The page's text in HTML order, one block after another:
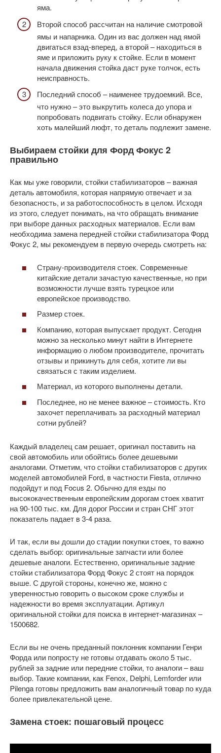
яма.
Второй способ рассчитан на наличие смотровой
ямы и напарника. Один из вас должен над ямой
двигаться взад-вперед, а второй – находиться в
яме и приложить руку к стойке. Если в момент
начала движения стойка даст руке толчок, есть
неисправность.
Последний способ – наименее трудоемкий. Все,
что нужно – это выкрутить колеса до упора и
попробовать подвигать стойку. Если обнаружен
хоть малейший люфт, то деталь подлежит замене.
Выбираем стойки для Форд Фокус 2
правильно
Как мы уже говорили, стойки стабилизаторов – важная
деталь автомобиля, которая напрямую отвечает и за
безопасность, и за работоспособность в целом. Исходя
из этого, следует понимать, на что обращать внимание
при выборе данных расходных материалов. Если вам
необходима замена передней стойки стабилизатора Форд
Фокус 2, мы рекомендуем в первую очередь смотреть на:
Страну-производителя стоек. Современные
китайские детали зачастую качественные, но при
возможности лучше взять турецкое или
европейское производство.
Размер стоек.
Компанию, которая выпускает продукт. Сегодня
можно за несколько минут найти в Интернете
информацию о любом производителе, прочитать
отзывы и прикинуть для себя, хотите ли вы
связаться с таким изделием.
Материал, из которого выполнены детали.
Последнее, но не менее важное – стоимость. Кто
захочет переплачивать за расходный материал
сотни рублей?
Каждый владелец сам решает, оригинал поставить на
свой автомобиль или обойтись более дешевыми
аналогами. Отметим, что стойки стабилизаторов с других
моделей автомобилей Ford, в частности Fiesta, отлично
подойдут и под Focus 2. Обычно для езды по
высококачественным европейским дорогам стоек хватит
на 90-100 тыс. км. Для дорог России и стран СНГ этот
показатель падает в 3-4 раза.
И так, если вы дошли до стадии покупки стоек, то важно
сделать выбор: оригинальные запчасти или более
дешевые аналоги. Естественно, оригинальные задние
стойки стабилизатора Форд Фокус 2 стоят на порядок
выше. С другой стороны, конечно же, можно с
уверенностью говорить о высоком сроке службы и
надежности во время эксплуатации. Артикул
оригинальной стойки для поиска в интернет-магазинах –
1500682.
Если вы не очень преданный поклонник компании Генри
Форда или попросту не готовы отдавать около 5 тыс.
рублей за задние или передние стойки, то аналоги – ваш
выбор. Такие компании, как Fenox, Delphi, Lemforder или
Pilenga готовы предложить вам аналогичный товар по куда
более привлекательной цене.
Замена стоек: пошаговый процесс